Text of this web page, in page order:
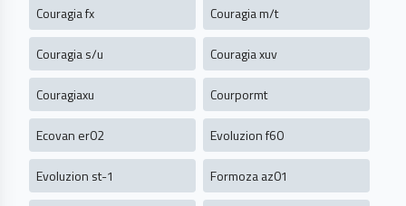
Couragia fx Couragia m/t
Couragia s/u Couragia xuv
Couragiaxu Courpormt
Ecovan er02 Evoluzion f60
Evoluzion st-1 Formoza az01